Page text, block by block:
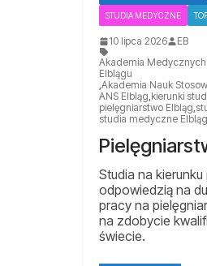
STUDIA MEDYCZNE
10 lipca 2026
EB
Akademia Medycznych
Elblągu
Akademia Nauk
ANS Elbląg kierunki
pielęgniarstwo Elbląg
studia medyczne Elbląg
Studia na
odpowiedzią na
pracy na
na zdobycie
świecie.